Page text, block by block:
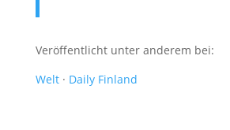
Veröffentlicht unter anderem bei:
Welt· Daily Finland